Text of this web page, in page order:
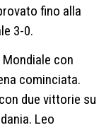
fino alla
3-0.
con
cominciata.
due vittorie su
Leo